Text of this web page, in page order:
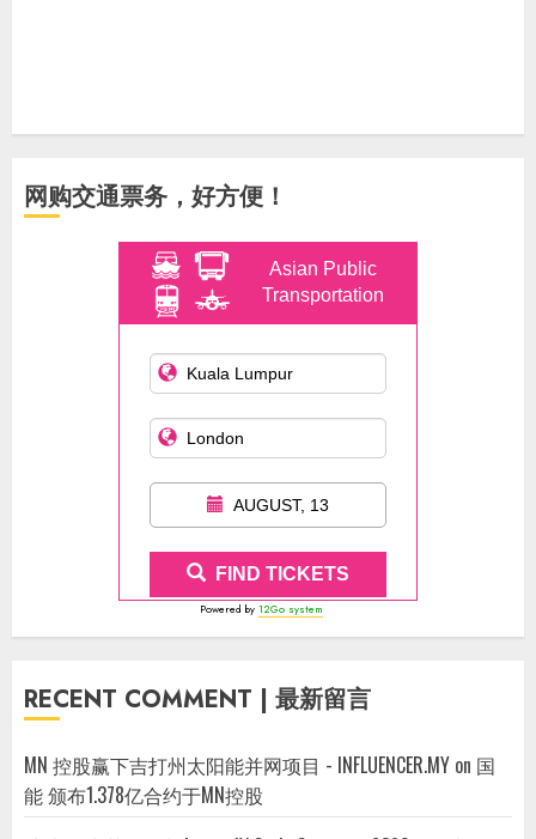
网购交通票务，好方便！
Asian Public
Transportation
AUGUST, 13
FIND TICKETS
Powered by 12Go system
RECENT COMMENT | 最新留言
MN 控股赢下吉打州太阳能并网项目 - INFLUENCER.MY on 国
能 颁布1.378亿合约于MN控股